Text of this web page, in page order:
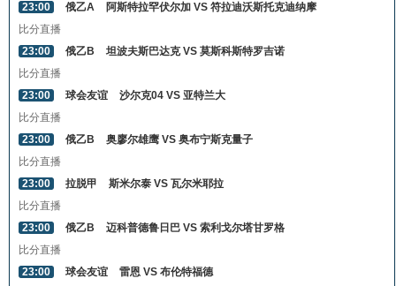
23:00
俄乙A
阿斯特拉罕伏尔加 VS 符拉迪沃斯托克迪纳摩
比分直播
23:00
俄乙B
坦波夫斯巴达克 VS 莫斯科斯特罗吉诺
比分直播
23:00
球会友谊
沙尔克04 VS 亚特兰大
比分直播
23:00
俄乙B
奥廖尔雄鹰 VS 奥布宁斯克量子
比分直播
23:00
拉脱甲
斯米尔泰 VS 瓦尔米耶拉
比分直播
23:00
俄乙B
迈科普德鲁日巴 VS 索利戈尔塔甘罗格
比分直播
23:00
球会友谊
雷恩 VS 布伦特福德